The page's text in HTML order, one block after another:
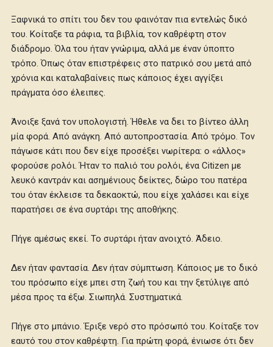
Ξαφνικά το σπίτι του δεν του φαινόταν πια εντελώς δικό
του. Κοίταξε τα ράφια, τα βιβλία, τον καθρέφτη στον
διάδρομο. Όλα του ήταν γνώριμα, αλλά με έναν ύποπτο
τρόπο. Όπως όταν επιστρέφεις στο πατρικό σου μετά από
χρόνια και καταλαβαίνεις πως κάποιος έχει αγγίξει
πράγματα όσο έλειπες.
Άνοιξε ξανά τον υπολογιστή. Ήθελε να δει το βίντεο άλλη
μία φορά. Από ανάγκη. Από αυτοπροστασία. Από τρόμο. Τον
πάγωσε κάτι που δεν είχε προσέξει νωρίτερα: ο «άλλος»
φορούσε ρολόι. Ήταν το παλιό του ρολόι, ένα Citizen με
λευκό καντράν και ασημένιους δείκτες, δώρο του πατέρα
του όταν έκλεισε τα δεκαοκτώ, που είχε χαλάσει και είχε
παρατήσει σε ένα συρτάρι της αποθήκης.
Πήγε αμέσως εκεί. Το συρτάρι ήταν ανοιχτό. Άδειο.
Δεν ήταν φαντασία. Δεν ήταν σύμπτωση. Κάποιος με το δικό
του πρόσωπο είχε μπει στη ζωή του και την ξετύλιγε από
μέσα προς τα έξω. Σιωπηλά. Συστηματικά.
Πήγε στο μπάνιο. Έριξε νερό στο πρόσωπό του. Κοίταξε τον
εαυτό του στον καθρέφτη. Για πρώτη φορά, ένιωσε ότι δεν